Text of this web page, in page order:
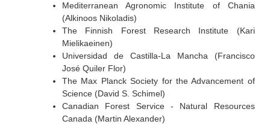
Mediterranean Agronomic Institute of Chania
(Alkinoos Nikoladis)
The Finnish Forest Research Institute (Kari
Mielikaeinen)
Universidad de Castilla-La Mancha (Francisco
José Quiler Flor)
The Max Planck Society for the Advancement of
Science (David S. Schimel)
Canadian Forest Service - Natural Resources
Canada (Martin Alexander)